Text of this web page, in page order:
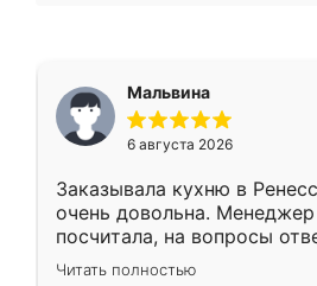
Мальвина
6 августа 2026
Заказывала кухню в
очень довольна.
посчитала, на вопросы
Замерщик приехал в
Читать полностью